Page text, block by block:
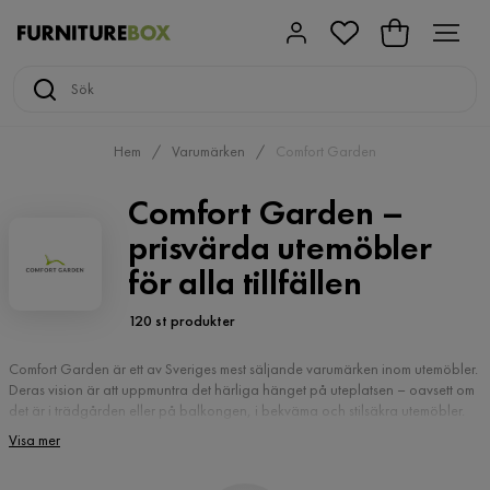
Hem Varumärken Comfort Garden
Comfort Garden –
prisvärda utemöbler
för alla tillfällen
120 st produkter
Comfort Garden är ett av Sveriges mest säljande varumärken inom utemöbler.
Deras vision är att uppmuntra det härliga hänget på uteplatsen – oavsett om
det är i trädgården eller på balkongen, i bekväma och stilsäkra utemöbler.
Slitstarka utemöbler i konstrotting och aintwood
Visa mer